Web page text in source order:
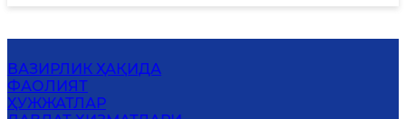
ВАЗИРЛИК ҲАҚИДА
ФАОЛИЯТ
ҲУЖЖАТЛАР